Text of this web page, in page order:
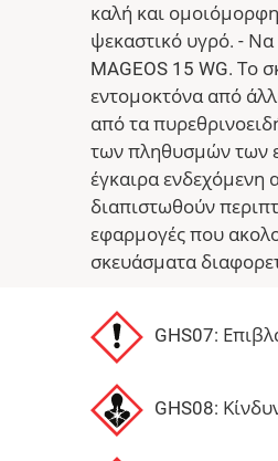
καλή και
ψεκαστικό υγρό. - Να
MAGEOS 15 WG. Το
εντομοκτόνα από
από τα
των πληθυσμών των
έγκαιρα ενδεχόμενη
διαπιστωθούν
εφαρμογές που
σκευάσματα
GHS07:
GHS08: